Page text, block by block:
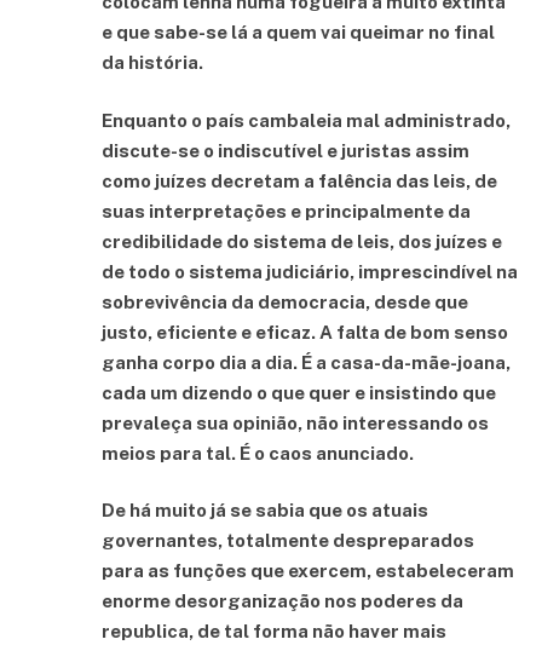
e que sabe-se lá a quem vai queimar no final
da história.
Enquanto o país cambaleia mal administrado,
discute-se o indiscutível e juristas assim
como juízes decretam a falência das leis, de
suas interpretações e principalmente da
credibilidade do sistema de leis, dos juízes e
de todo o sistema judiciário, imprescindível na
sobrevivência da democracia, desde que
justo, eficiente e eficaz. A falta de bom senso
ganha corpo dia a dia. É a casa-da-mãe-joana,
cada um dizendo o que quer e insistindo que
prevaleça sua opinião, não interessando os
meios para tal. É o caos anunciado.
De há muito já se sabia que os atuais
governantes, totalmente despreparados
para as funções que exercem, estabeleceram
enorme desorganização nos poderes da
republica, de tal forma não haver mais